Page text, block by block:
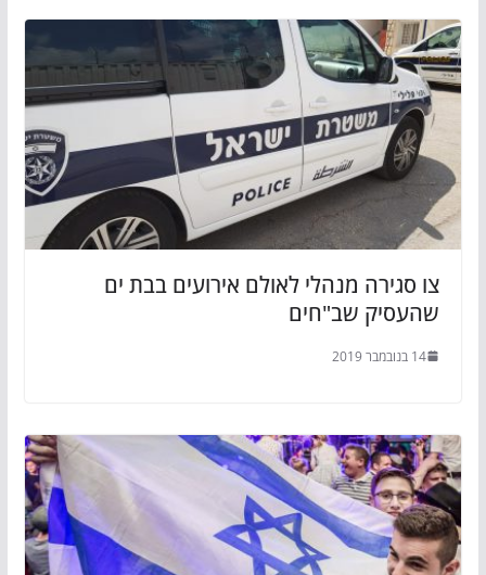
צו סגירה מנהלי לאולם אירועים בבת ים
שהעסיק שב"חים
14 בנובמבר 2019